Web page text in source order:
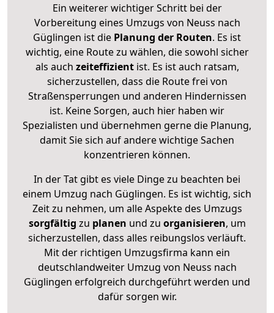
Ein weiterer wichtiger Schritt bei der
Vorbereitung eines Umzugs von Neuss nach
Güglingen ist die Planung der Routen. Es ist
wichtig, eine Route zu wählen, die sowohl sicher
als auch zeiteffizientist. Es ist auch ratsam,
sicherzustellen, dass die Route frei von
Straßensperrungen und anderen Hindernissen
ist. Keine Sorgen, auch hier haben wir
Spezialisten und übernehmen gerne die Planung,
damit Sie sich auf andere wichtige Sachen
konzentrieren können.
In der Tat gibt es viele Dinge zu beachten bei
einem Umzug nach Güglingen. Es ist wichtig, sich
Zeit zu nehmen, um alle Aspekte des Umzugs
sorgfältig zu planen und zu organisieren, um
sicherzustellen, dass alles reibungslos verläuft.
Mit der richtigen Umzugsfirma kann ein
deutschlandweiter Umzug von Neuss nach
Güglingen erfolgreich durchgeführt werden und
dafür sorgen wir.